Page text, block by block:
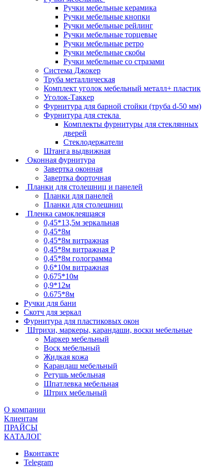
Ручки мебельные керамика
Ручки мебельные кнопки
Ручки мебельные рейлинг
Ручки мебельные торцевые
Ручки мебельные ретро
Ручки мебельные скобы
Ручки мебельные со стразами
Система Джокер
Труба металлическая
Комплект уголок мебельный металл+ пластик
Уголок-Таккер
Фурнитура для барной стойки (труба d-50 мм)
Фурнитура для стекла
Комплекты фурнитуры для стеклянных
дверей
Стеклодержатели
Штанга выдвижная
Оконная фурнитура
Завертка оконная
Завертка форточная
Планки для столешниц и панелей
Планки для панелей
Планки для столешниц
Пленка самоклеящаяся
0,45*13,5м зеркальная
0,45*8м
0,45*8м витражная
0,45*8м витражная Р
0,45*8м голограмма
0,6*10м витражная
0,675*10м
0,9*12м
0.675*8м
Ручки для бани
Скотч для зеркал
Фурнитура для пластиковых окон
Штрихи, маркеры, карандаши, воски мебельные
Маркер мебельный
Воск мебельный
Жидкая кожа
Карандаш мебельный
Ретушь мебельная
Шпатлевка мебельная
Штрих мебельный
О компании
Клиентам
ПРАЙСЫ
КАТАЛОГ
Вконтакте
Telegram